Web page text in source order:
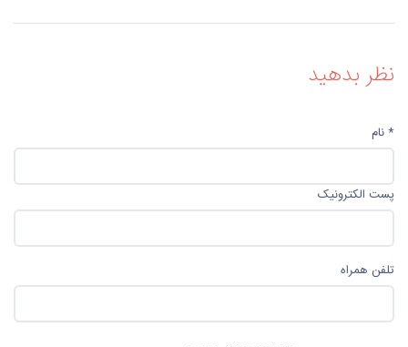
نظر بدهید
* نام
پست الکترونیک
تلفن همراه